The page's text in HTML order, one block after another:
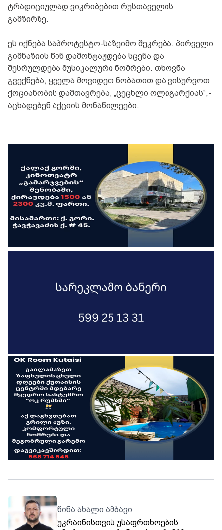
ტრადიციულად ვიკრიბებით რუსთაველის
გამზირზე.
ეს იქნება საპროტესტო-საზეიმო შეკრება. პირველი
გიმნაზიის წინ დამონტაჟდება სცენა და
შესრულდება მუსიკალური ნომრები. თხოვნა
გვექნება, ყველა მოვიდეთ ნობათით და ვისურვოთ
ქოციანობის დამთავრება, „ცეცხლი ოლიგარქიას“,-
აცხადებენ აქციის მონაწილეები.
წინა ახალი ამბავი
უკრაინისთვის უსაფრთხოების